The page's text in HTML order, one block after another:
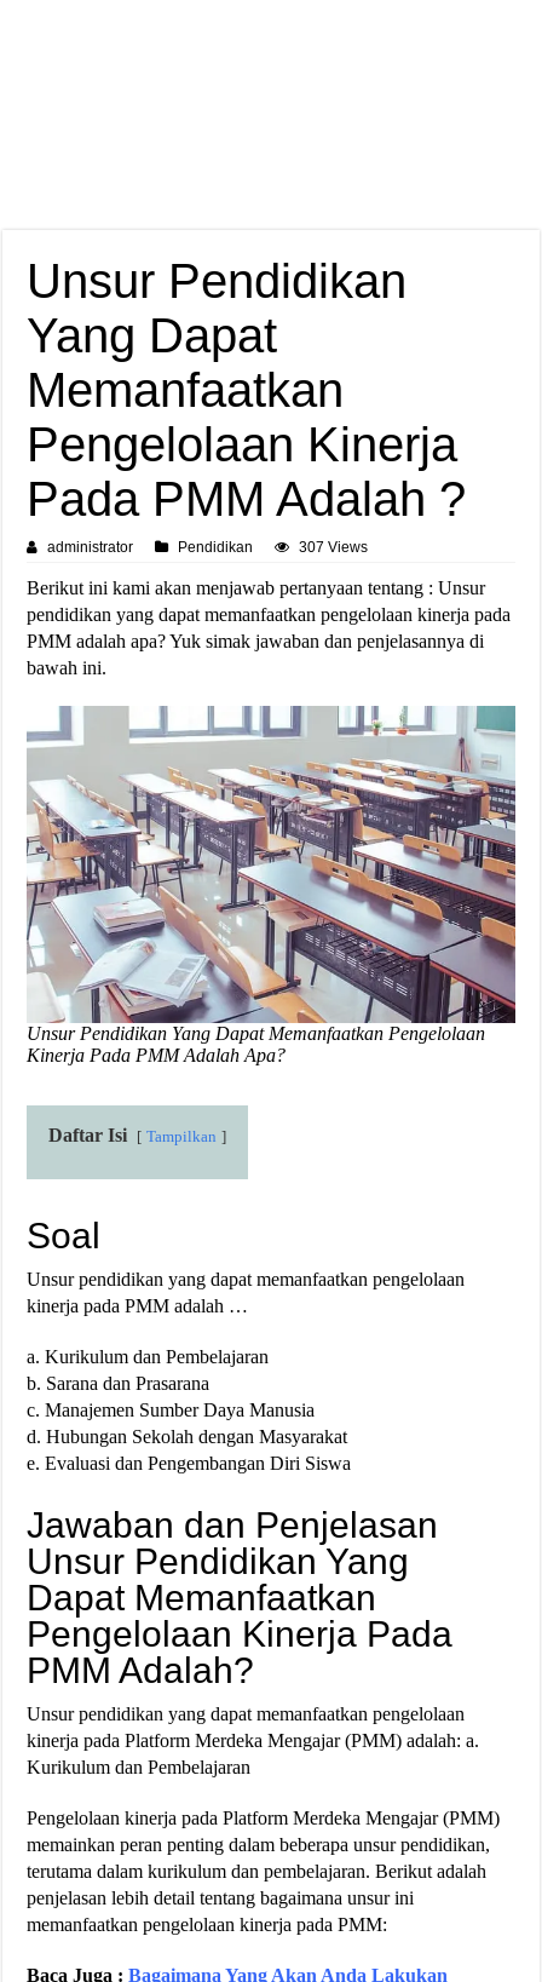
Unsur Pendidikan
Yang Dapat
Memanfaatkan
Pengelolaan Kinerja
Pada PMM Adalah ?
administrator Pendidikan 307 Views
Berikut ini kami akan menjawab pertanyaan tentang : Unsur
pendidikan yang dapat memanfaatkan pengelolaan kinerja pada
PMM adalah apa? Yuk simak jawaban dan penjelasannya di
bawah ini.
Unsur Pendidikan Yang Dapat Memanfaatkan Pengelolaan
Kinerja Pada PMM Adalah Apa?
Daftar Isi Tampilkan
Soal
Unsur pendidikan yang dapat memanfaatkan pengelolaan
kinerja pada PMM adalah …
a. Kurikulum dan Pembelajaran
b. Sarana dan Prasarana
c. Manajemen Sumber Daya Manusia
d. Hubungan Sekolah dengan Masyarakat
e. Evaluasi dan Pengembangan Diri Siswa
Jawaban dan Penjelasan
Unsur Pendidikan Yang
Dapat Memanfaatkan
Pengelolaan Kinerja Pada
PMM Adalah?
Unsur pendidikan yang dapat memanfaatkan pengelolaan
kinerja pada Platform Merdeka Mengajar (PMM) adalah: a.
Kurikulum dan Pembelajaran
Pengelolaan kinerja pada Platform Merdeka Mengajar (PMM)
memainkan peran penting dalam beberapa unsur pendidikan,
terutama dalam kurikulum dan pembelajaran. Berikut adalah
penjelasan lebih detail tentang bagaimana unsur ini
memanfaatkan pengelolaan kinerja pada PMM:
Baca Juga :Bagaimana Yang Akan Anda Lakukan